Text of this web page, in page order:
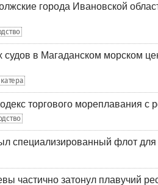
города Ивановской
в Магаданском морском
торгового мореплавания с
специализированный флот
частично затонул плавучий